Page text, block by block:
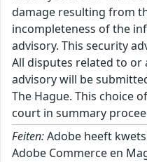
damage resulting from
incompleteness of the
advisory. This security
All disputes related to
advisory will be
The Hague. This choice
court in summary
Feiten:Adobe heeft
Adobe Commerce en